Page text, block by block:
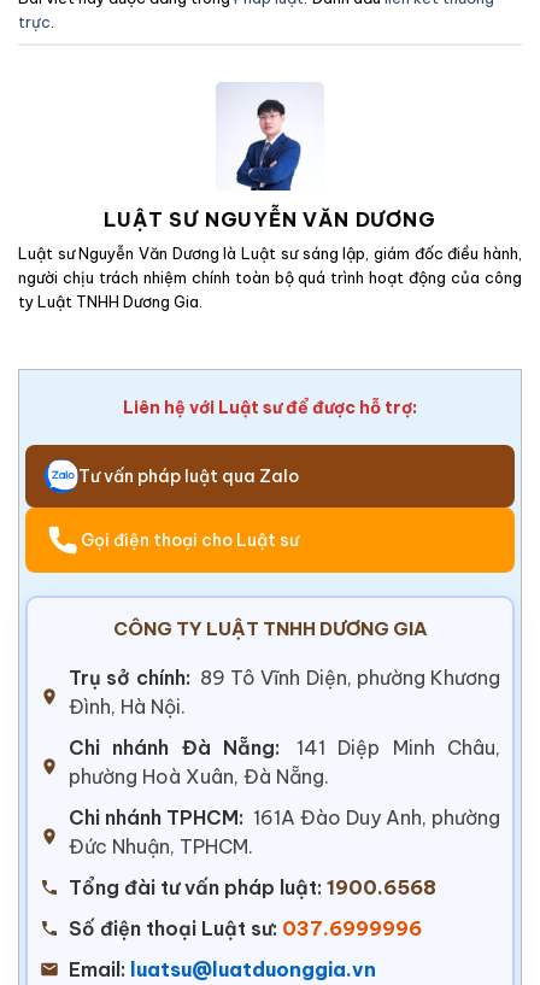
trực
LUẬT SƯ NGUYỄN VĂN DƯƠNG
Luật sư Nguyễn Văn Dương là Luật sư sáng lập, giám đốc điều hành,
người chịu trách nhiệm chính toàn bộ quá trình hoạt động của công
ty Luật TNHH Dương Gia.
Liên hệ với Luật sư để được hỗ trợ:
Tư vấn pháp luật qua Zalo
Gọi điện thoại cho Luật sư
CÔNG TY LUẬT TNHH DƯƠNG GIA
Trụ sở chính: 89 Tô Vĩnh Diện, phường Khương
Đình, Hà Nội.
Chi nhánh Đà Nẵng:
141 Diệp Minh Châu,
phường Hoà Xuân, Đà Nẵng.
Chi nhánh TPHCM: 161A Đào Duy Anh, phường
Đức Nhuận, TPHCM.
Tổng đài tư vấn pháp luật: 1900.6568
Số điện thoại Luật sư: 037.6999996
Email: luatsu@luatduonggia.vn